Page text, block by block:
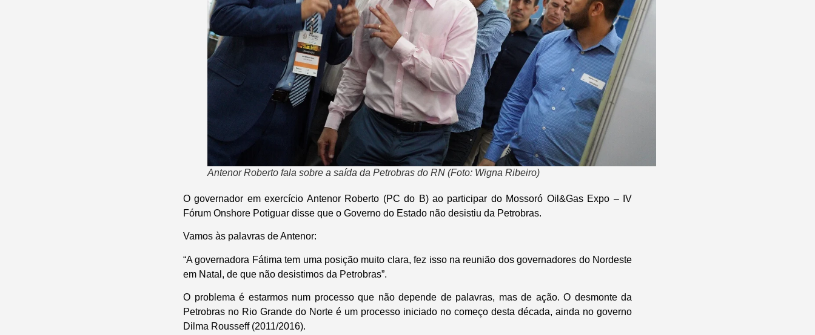
Antenor Roberto fala sobre a saída da Petrobras do RN (Foto: Wigna Ribeiro)
O governador em exercício Antenor Roberto (PC do B) ao participar do Mossoró Oil&Gas Expo – IV
Fórum Onshore Potiguar disse que o Governo do Estado não desistiu da Petrobras.
Vamos às palavras de Antenor:
“A governadora Fátima tem uma posição muito clara, fez isso na reunião dos governadores do Nordeste
em Natal, de que não desistimos da Petrobras”.
O problema é estarmos num processo que não depende de palavras, mas de ação. O desmonte da
Petrobras no Rio Grande do Norte é um processo iniciado no começo desta década, ainda no governo
Dilma Rousseff (2011/2016).